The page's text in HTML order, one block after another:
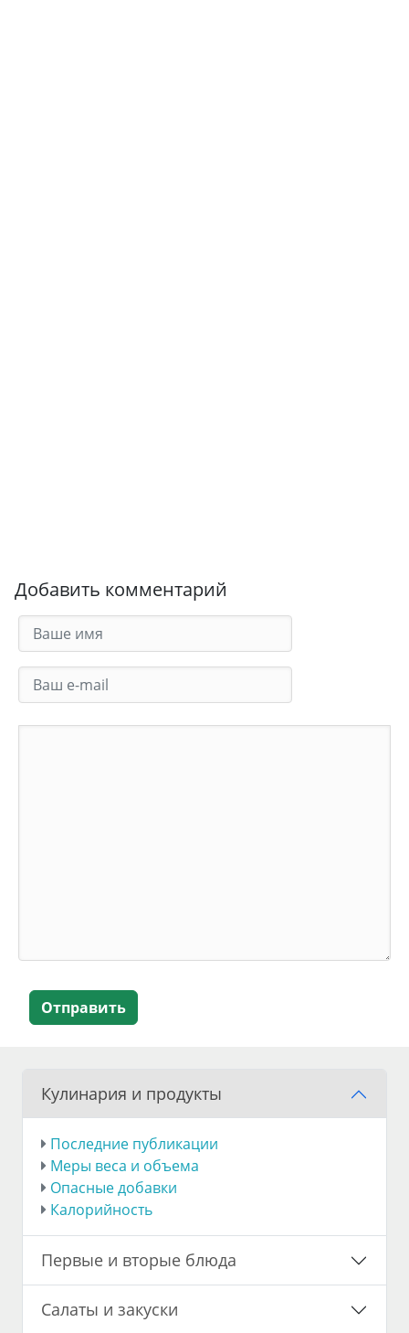
Добавить комментарий
Отправить
Кулинария и продукты
Последние публикации
Меры веса и объема
Опасные добавки
Калорийность
Первые и вторые блюда
Салаты и закуски